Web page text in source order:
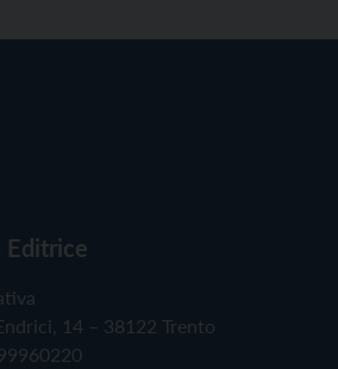
Editrice
14 – 38122 Trento